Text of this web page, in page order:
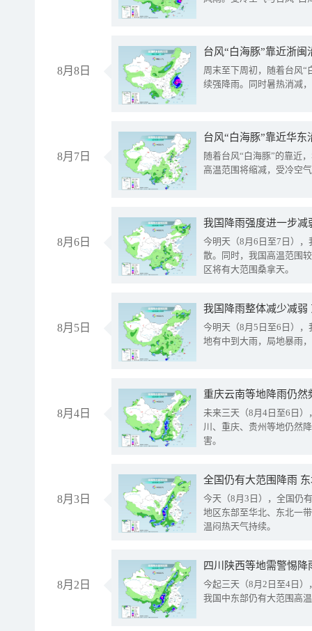
8月8日
台风“白海豚”靠近浙
周末至下周初，随着台风“
续强降雨。同时暑热消减
8月7日
台风“白海豚”靠近华
随着台风“白海豚”的靠近
高温范围将缩减，受冷空
8月6日
今明天（8月6日至7日）
散。同时，我国高温范围
区将有大范围桑拿天。
8月5日
我国降雨整体减少减弱
今明天（8月5日至6日）
地有中到大雨，局地暴雨
8月4日
重庆云南等地降雨仍然
未来三天（8月4日至6日
川、重庆、贵州等地仍然
害。
8月3日
全国仍有大范围降雨
今天（8月3日），全国仍
地区东部至华北、东北一
温闷热天气持续。
8月2日
今起三天（8月2日至4日
我国中东部仍有大范围高